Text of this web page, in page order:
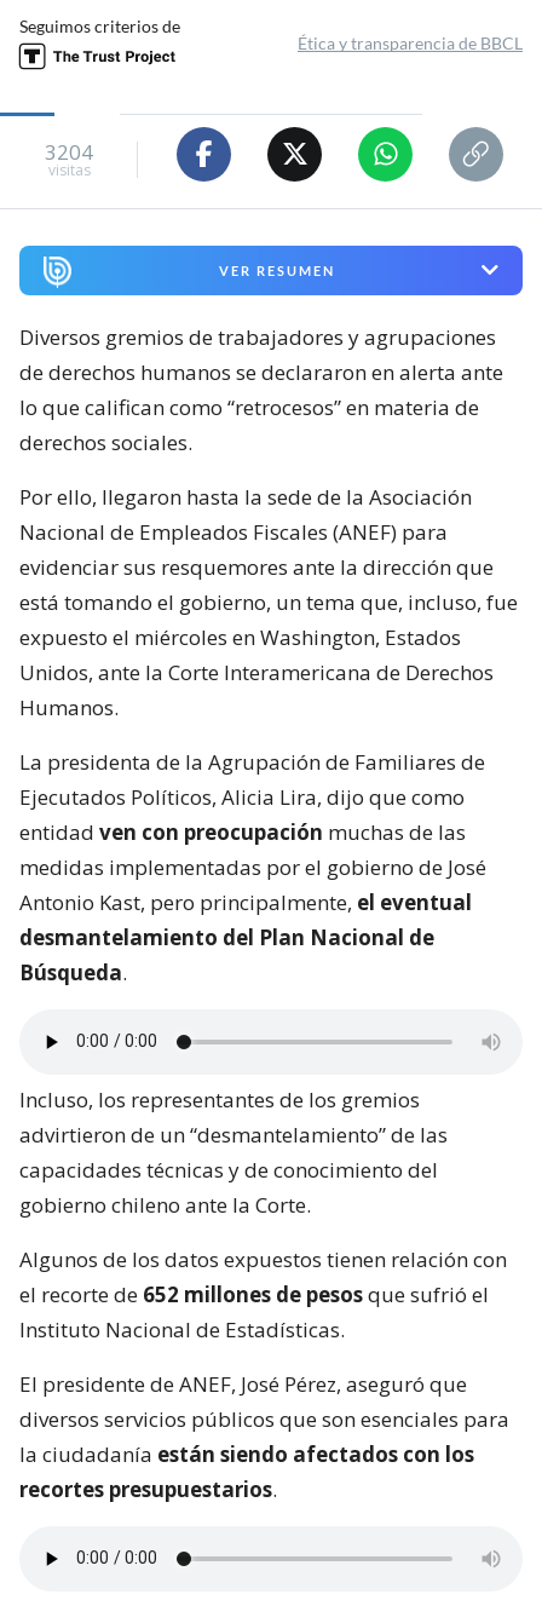
Seguimos criterios de
Ética y transparencia de BBCL
3204
visitas
VER RESUMEN
Diversos gremios de trabajadores y agrupaciones
de derechos humanos se declararon en alerta ante
lo que califican como “retrocesos” en materia de
derechos sociales.
Por ello, llegaron hasta la sede de la Asociación
Nacional de Empleados Fiscales (ANEF) para
evidenciar sus resquemores ante la dirección que
está tomando el gobierno, un tema que, incluso, fue
expuesto el miércoles en Washington, Estados
Unidos, ante la Corte Interamericana de Derechos
Humanos.
La presidenta de la Agrupación de Familiares de
Ejecutados Políticos, Alicia Lira, dijo que como
entidad ven con preocupación muchas de las
medidas implementadas por el gobierno de José
Antonio Kast, pero principalmente, el eventual
desmantelamiento del Plan Nacional de
Búsqueda.
Incluso, los representantes de los gremios
advirtieron de un “desmantelamiento” de las
capacidades técnicas y de conocimiento del
gobierno chileno ante la Corte.
Algunos de los datos expuestos tienen relación con
el recorte de 652 millones de pesosque sufrió el
Instituto Nacional de Estadísticas.
El presidente de ANEF, José Pérez, aseguró que
diversos servicios públicos que son esenciales para
la ciudadanía están siendo afectados con los
recortes presupuestarios.